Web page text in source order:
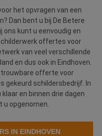
het opvragen van een
Dan bent u bij De Betere
ons kunt u eenvoudig en
offertes voor
van veel verschillende
en dus ook in Eindhoven.
offerte voor
gekeurd schildersbedrijf. In
en binnen drie dagen
opgenomen.
IN EINDHOVEN